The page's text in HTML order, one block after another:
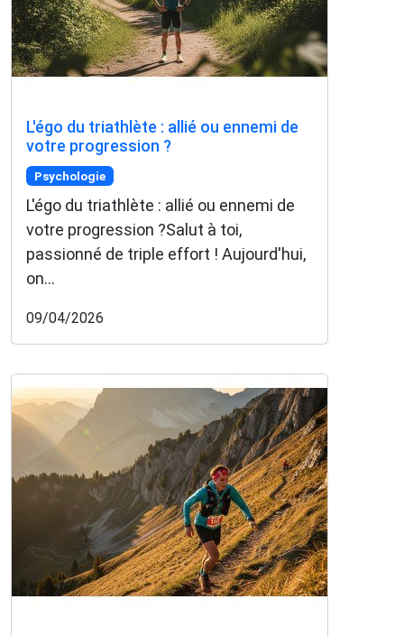
L'égo du triathlète : allié ou ennemi de
votre progression ?
Psychologie
L'égo du triathlète : allié ou ennemi de
votre progression ?Salut à toi,
passionné de triple effort ! Aujourd'hui,
on...
09/04/2026